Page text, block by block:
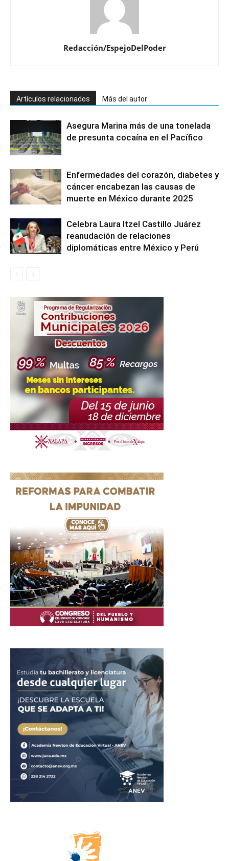
Redacción/EspejoDelPoder
Artículos relacionados Más del autor
Asegura Marina más de una tonelada
de presunta cocaína en el Pacífico
Enfermedades del corazón, diabetes y
cáncer encabezan las causas de
muerte en México durante 2025
Celebra Laura Itzel Castillo Juárez
reanudación de relaciones
diplomáticas entre México y Perú